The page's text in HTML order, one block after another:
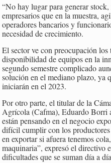
“No hay lugar para generar
empresarios que en la muestra,
operadores bancarios y
necesidad de crecimiento.
El sector ve con preocupación los
disponibilidad de equipos en la
segundo semestre complicado
solución en el mediano plazo, ya
iniciarán en el 2023.
Por otro parte, el titular de la
Agrícola (Cafma), Eduardo Borri
están pensando en el negocio
difícil cumplir con los
en exportar si afuera tenemos
maquinaria”, expresó el directivo
dificultades que se suman día a